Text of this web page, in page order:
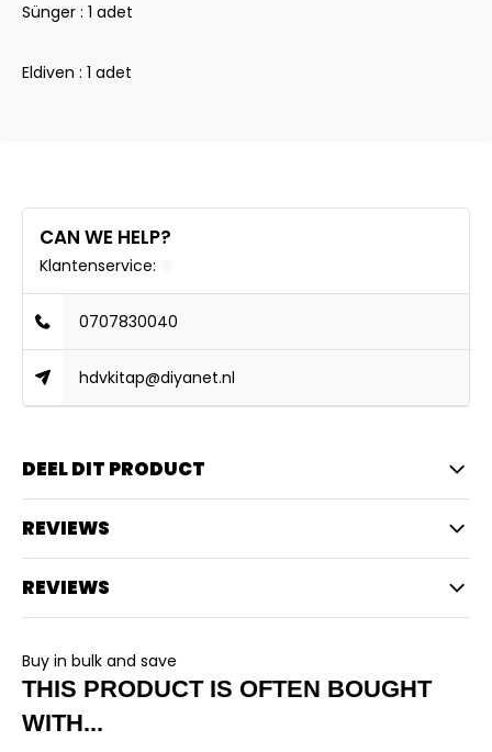
Sünger : 1 adet
Eldiven : 1 adet
CAN WE HELP?
Klantenservice:
0707830040
hdvkitap@diyanet.nl
DEEL DIT PRODUCT
REVIEWS
REVIEWS
Buy in bulk and save
THIS PRODUCT IS OFTEN BOUGHT
WITH...